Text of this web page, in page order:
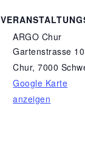
ARGO Chur
Gartenstrasse 10
Chur, 7000
Google Karte
anzeigen